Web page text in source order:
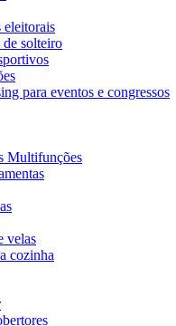
eleitorais
de solteiro
para eventos e congressos
Multifunções
velas
cozinha